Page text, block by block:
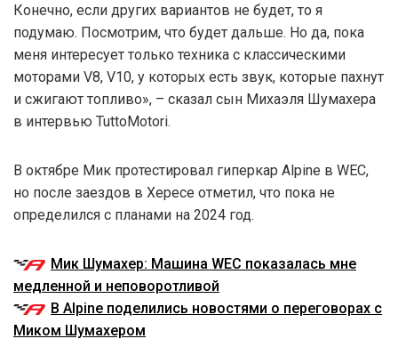
Конечно, если других вариантов не будет, то я
подумаю. Посмотрим, что будет дальше. Но да, пока
меня интересует только техника с классическими
моторами V8, V10, у которых есть звук, которые пахнут
и сжигают топливо», – сказал сын Михаэля Шумахера
в интервью TuttoMotori.
В октябре Мик протестировал гиперкар Alpine в WEC,
но после заездов в Хересе отметил, что пока не
определился с планами на 2024 год.
Мик Шумахер: Машина WEC показалась мне
медленной и неповоротливой
В Alpine поделились новостями о переговорах с
Миком Шумахером